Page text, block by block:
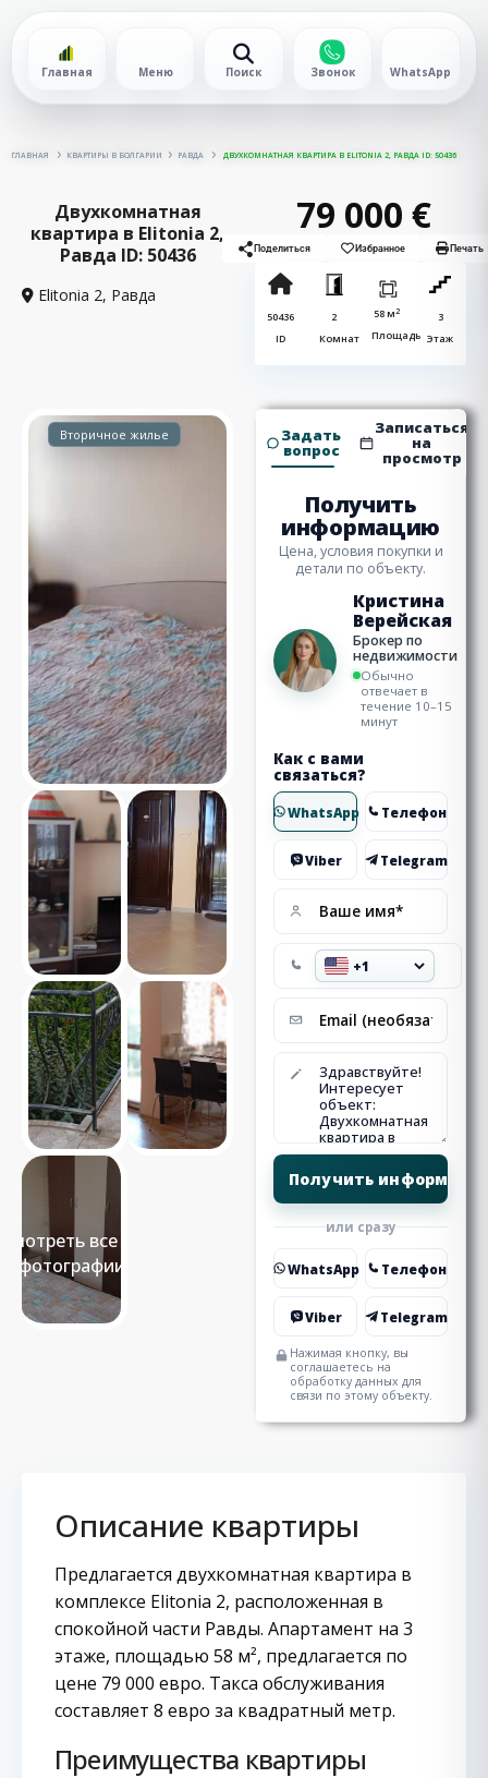
Главная Меню Поиск Звонок WhatsApp
ГЛАВНАЯ КВАРТИРЫ В БОЛГАРИИ РАВДА ДВУХКОМНАТНАЯ КВАРТИРА В ELITONIA 2, РАВДА ID: 50436
Двухкомнатная
квартира в Elitonia 2,
Равда ID: 50436
Elitonia 2, Равда
79 000 €
Поделиться Избранное Печать
50436
ID
2
Комнат
58 м2
Площадь
3
Этаж
Смотреть все 11
фотографии
Вторичное жилье Задать
вопрос
Записаться
на
просмотр
Получить
информацию
Цена, условия покупки и
детали по объекту.
Кристина
Верейская
Брокер по
недвижимости
Обычно
отвечает в
течение 10–15
минут
Как с вами
связаться?
WhatsApp Телефон
Viber Telegram
или сразу
WhatsApp Телефон
Viber Telegram
Нажимая кнопку, вы
соглашаетесь на
обработку данных для
связи по этому объекту.
Описание квартиры
Предлагается двухкомнатная квартира в
комплексе Elitonia 2, расположенная в
спокойной части Равды. Апартамент на 3
этаже, площадью 58 м², предлагается по
цене 79 000 евро. Такса обслуживания
составляет 8 евро за квадратный метр.
Преимущества квартиры